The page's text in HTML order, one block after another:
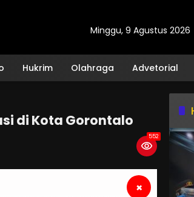
Minggu, 9 Agustus 2026
Hukrim Olahraga Advetorial
di Kota Gorontalo
552
×